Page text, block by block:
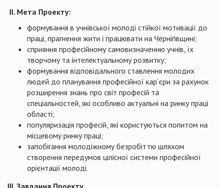
ІІ. Мета Проекту:
формування в учнівської молоді стійкої мотивації до
праці, прагнення жити і працювати на Чернігівщині;
сприяння професійному самовизначенню учнів, їх
творчому та інтелектуальному розвитку;
формування відповідального ставлення молодих
людей до планування професійної кар’єри за рахунок
розширення знань про світ професій та
спеціальностей, які особливо актуальні на ринку праці
області;
популяризація професій, які користуються попитом на
місцевому ринку праці;
запобігання молодіжному безробіттю шляхом
створення передумов цілісної системи професійної
орієнтації молоді.
ІІІ. Завдання Проекту